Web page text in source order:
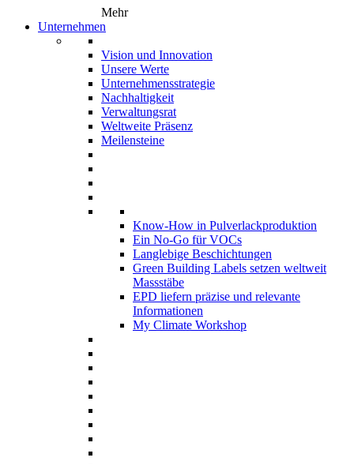
Mehr
Unternehmen
Vision und Innovation
Unsere Werte
Unternehmensstrategie
Nachhaltigkeit
Verwaltungsrat
Weltweite Präsenz
Meilensteine
Know-How in Pulverlackproduktion
Ein No-Go für VOCs
Langlebige Beschichtungen
Green Building Labels setzen weltweit
Massstäbe
EPD liefern präzise und relevante
Informationen
My Climate Workshop